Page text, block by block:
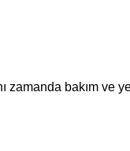
zamanda bakım ve